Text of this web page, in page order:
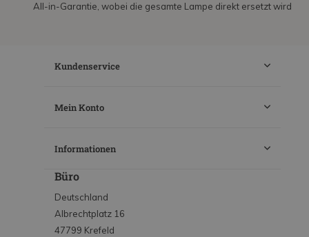
All-in-Garantie, wobei die gesamte Lampe direkt ersetzt wird
Kundenservice
Mein Konto
Informationen
Büro
Deutschland
Albrechtplatz 16
47799 Krefeld